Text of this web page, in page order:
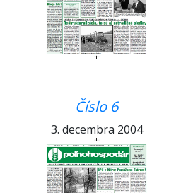
Číslo 6
3. decembra 2004